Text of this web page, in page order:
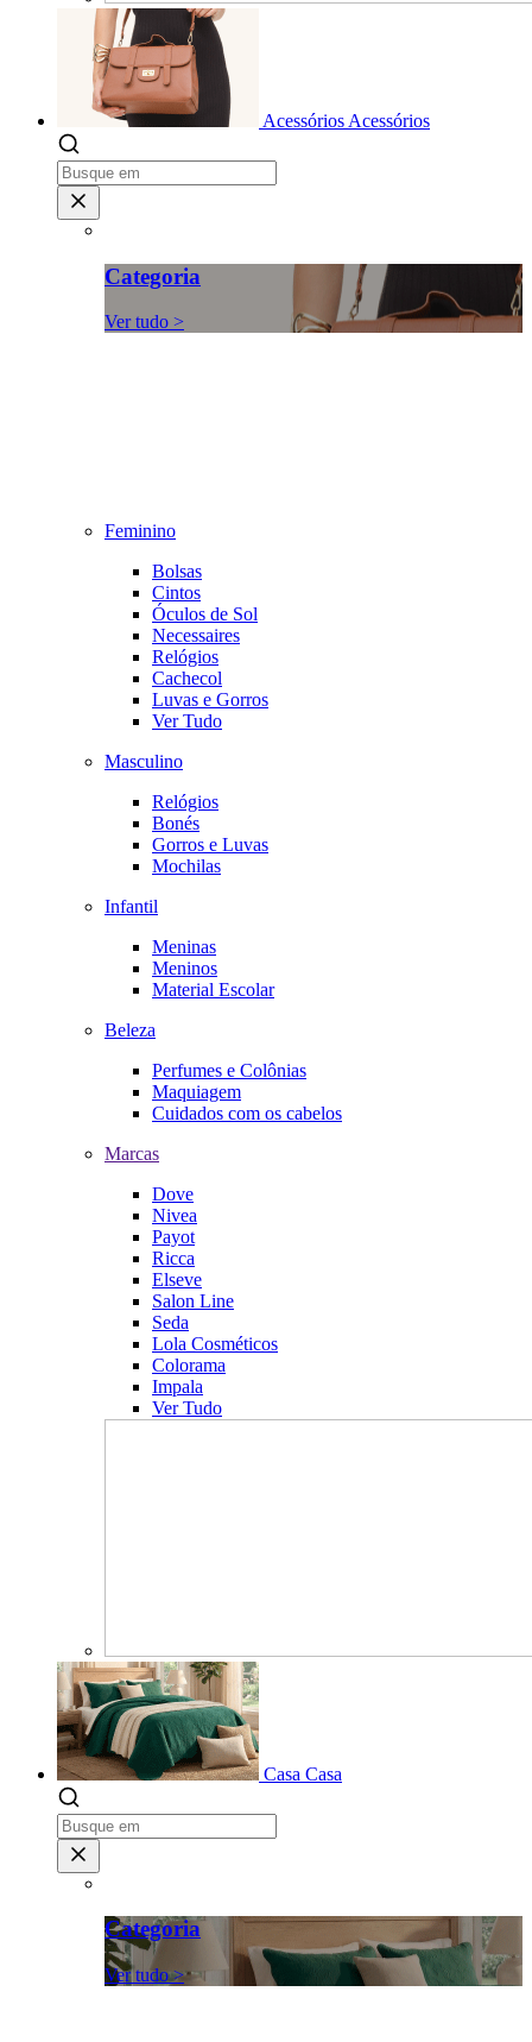
Acessórios Acessórios
Categoria
Ver tudo >
Feminino
Bolsas
Cintos
Óculos de Sol
Necessaires
Relógios
Cachecol
Luvas e Gorros
Ver Tudo
Masculino
Relógios
Bonés
Gorros e Luvas
Mochilas
Infantil
Meninas
Meninos
Material Escolar
Beleza
Perfumes e Colônias
Maquiagem
Cuidados com os cabelos
Marcas
Dove
Nivea
Payot
Ricca
Elseve
Salon Line
Seda
Lola Cosméticos
Colorama
Impala
Ver Tudo
Casa Casa
Categoria
Ver tudo >